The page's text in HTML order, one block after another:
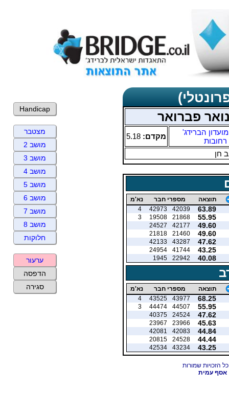
פברואר
מועדון הברידג'
רחובות
מקדם: 5.18
חן
תוצאה מספרי חבר נא'מ
63.89
42039
42973
4
55.95
21868
19508
3
49.60
42177
24527
49.60
21460
21818
47.62
43287
42133
43.25
41744
24954
40.08
22942
1945
תוצאה מספרי חבר נא'מ
68.25
43977
43525
4
55.95
44507
44474
3
47.62
24524
40375
45.63
23966
23967
44.84
42083
42081
44.44
24528
20815
43.25
43234
42534
אסף עמית
Handicap
מצטבר
מושב 2
מושב 3
מושב 4
מושב 5
מושב 6
מושב 7
מושב 8
חלוקות
ערעור
הדפסה
סגירה